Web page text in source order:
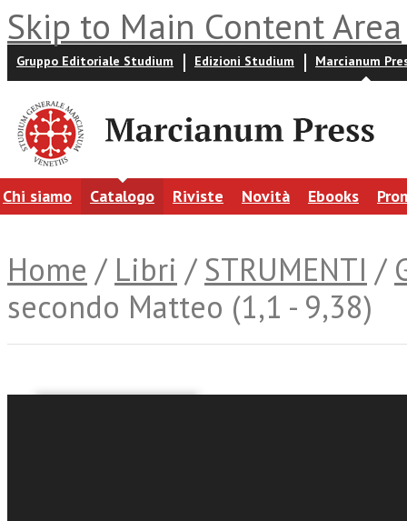
Skip to Main Content Area
Gruppo Editoriale Studium Edizioni Studium Marcianum
Chi siamo Catalogo Riviste Novità Ebooks
Home / Libri / STRUMENTI /
secondo Matteo (1,1 - 9,38)